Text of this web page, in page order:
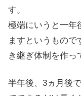
す。
極端にいうと一年
ますというもので
き継ぎ体制を作っ
半年後、3ヵ月後